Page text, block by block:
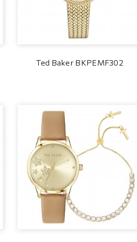
Ted Baker BKPEMF302